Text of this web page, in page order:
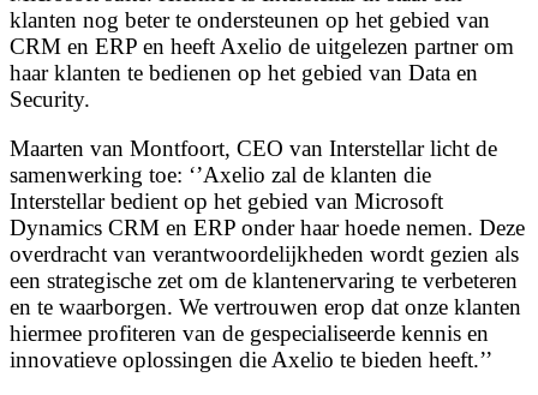
klanten nog beter te ondersteunen op het gebied van
CRM en ERP en heeft Axelio de uitgelezen partner om
haar klanten te bedienen op het gebied van Data en
Security.
Maarten van Montfoort, CEO van Interstellar licht de
samenwerking toe: ‘’Axelio zal de klanten die
Interstellar bedient op het gebied van Microsoft
Dynamics CRM en ERP onder haar hoede nemen. Deze
overdracht van verantwoordelijkheden wordt gezien als
een strategische zet om de klantenervaring te verbeteren
en te waarborgen. We vertrouwen erop dat onze klanten
hiermee profiteren van de gespecialiseerde kennis en
innovatieve oplossingen die Axelio te bieden heeft.’’